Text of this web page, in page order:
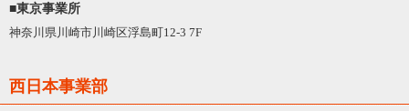
■東京事業所
神奈川県川崎市川崎区浮島町12-3 7F
西日本事業部